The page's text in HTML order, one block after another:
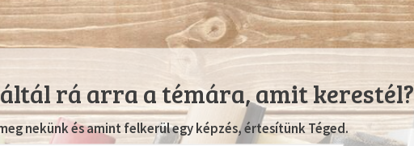
rá arra a témára, amit kerestél?
nekünk és amint felkerül egy képzés, értesítünk Téged.